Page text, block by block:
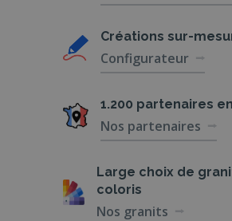
Créations sur-
Configurateur
1.200 partenaires
Nos partenaires
Large choix de
coloris
Nos granits